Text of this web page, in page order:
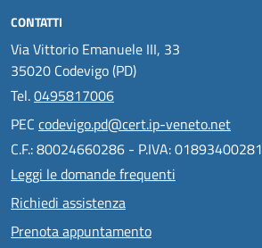
CONTATTI
Via Vittorio Emanuele III, 33
35020 Codevigo (PD)
Tel.0495817006
PEC codevigo.pd@cert.ip-veneto.net
C.F.: 80024660286 - P.IVA: 01893400281
Leggi le domande frequenti
Richiedi assistenza
Prenota appuntamento